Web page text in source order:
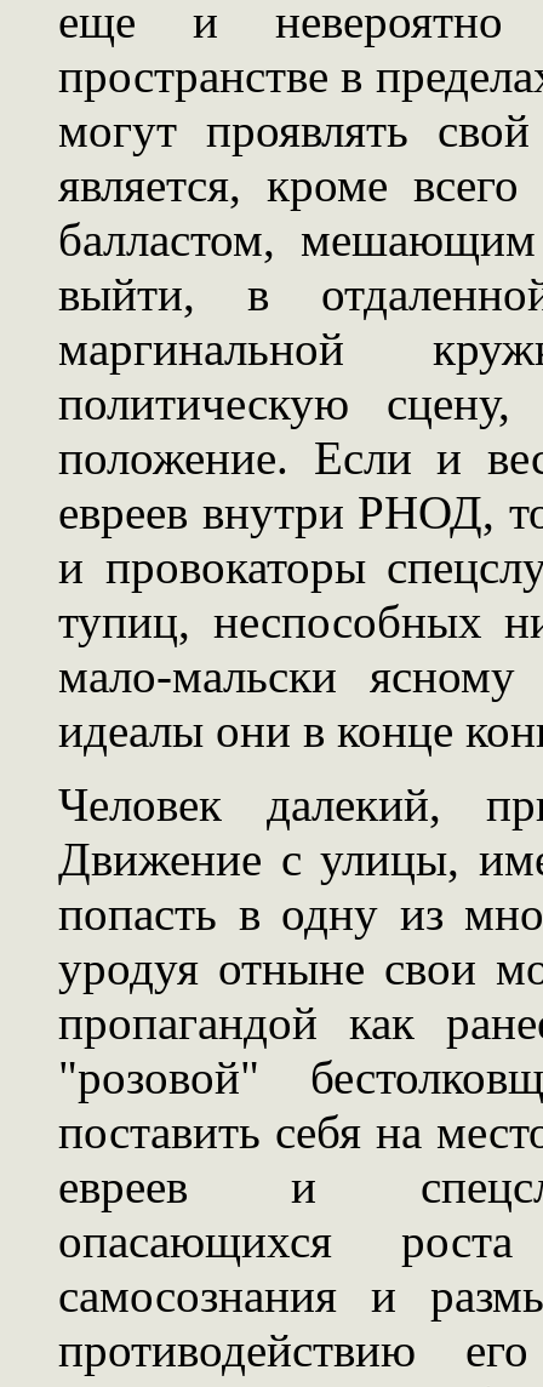
еще и
пространстве в
могут проявлять
является, кроме
балластом,
выйти, в
маргинальной
политическую
положение. Если и
евреев внутри РНОД,
и провокаторы
тупиц, неспособных
мало-мальски
идеалы они в конце
Человек далекий,
Движение с улицы,
попасть в одну из
уродуя отныне свои
пропагандой как
"розовой"
поставить себя на
евреев и
опасающихся роста
самосознания и
противодействию